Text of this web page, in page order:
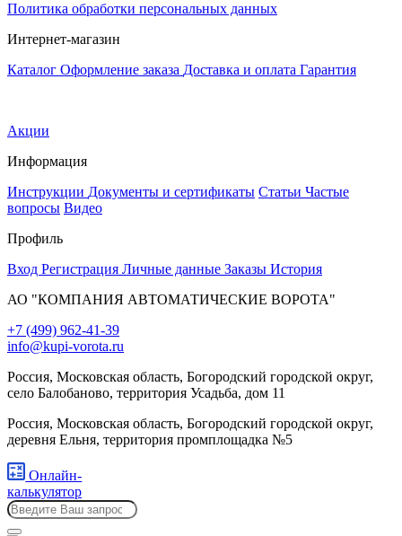
Политика обработки персональных данных
Интернет-магазин
Каталог Оформление заказа Доставка и оплата Гарантия
Акции
Информация
Инструкции Документы и сертификаты Статьи Частые
вопросы Видео
Профиль
Вход Регистрация Личные данные Заказы История
АО "КОМПАНИЯ АВТОМАТИЧЕСКИЕ ВОРОТА"
+7 (499) 962-41-39
info@kupi-vorota.ru
Россия, Московская область, Богородский городской округ,
село Балобаново, территория Усадьба, дом 11
Россия, Московская область, Богородский городской округ,
деревня Ельня, территория промплощадка №5
Онлайн-
калькулятор